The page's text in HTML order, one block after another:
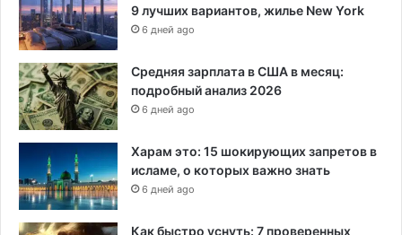
9 лучших вариантов, жилье New York
6 дней ago
Средняя зарплата в США в месяц:
подробный анализ 2026
6 дней ago
Харам это: 15 шокирующих запретов в
исламе, о которых важно знать
6 дней ago
Как быстро уснуть: 7 проверенных